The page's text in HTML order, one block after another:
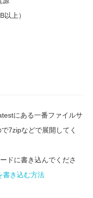
上）
にある一番ファイルサ
7zipなどで展開してく
ドに書き込んでくださ
書き込む方法